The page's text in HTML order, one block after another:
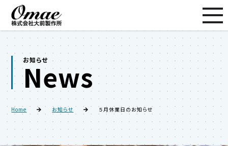
お知らせ
News
Home お知らせ ５月休業日のお知らせ